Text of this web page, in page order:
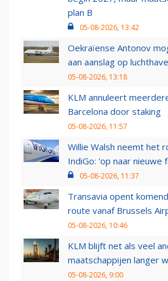
plan B
05-08-2026, 13:42
Oekraïense Antonov
aan aanslag op
05-08-2026, 13:18
KLM annuleert
Barcelona door staking
05-08-2026, 11:57
Willie Walsh neemt het
IndiGo: 'op naar nieuwe
05-08-2026, 11:37
Transavia opent
route vanaf Brussels
05-08-2026, 10:46
KLM blijft net als veel
maatschappijen langer
05-08-2026, 9:00